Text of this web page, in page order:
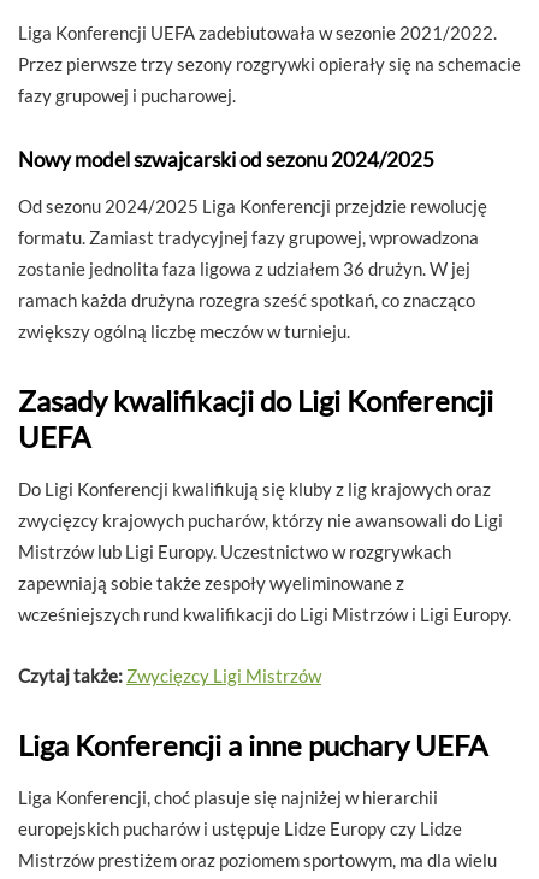
Liga Konferencji UEFA zadebiutowała w sezonie 2021/2022.
Przez pierwsze trzy sezony rozgrywki opierały się na schemacie
fazy grupowej i pucharowej.
Nowy model szwajcarski od sezonu 2024/2025
Od sezonu 2024/2025 Liga Konferencji przejdzie rewolucję
formatu. Zamiast tradycyjnej fazy grupowej, wprowadzona
zostanie jednolita faza ligowa z udziałem 36 drużyn. W jej
ramach każda drużyna rozegra sześć spotkań, co znacząco
zwiększy ogólną liczbę meczów w turnieju.
Zasady kwalifikacji do Ligi Konferencji
UEFA
Do Ligi Konferencji kwalifikują się kluby z lig krajowych oraz
zwycięzcy krajowych pucharów, którzy nie awansowali do Ligi
Mistrzów lub Ligi Europy. Uczestnictwo w rozgrywkach
zapewniają sobie także zespoły wyeliminowane z
wcześniejszych rund kwalifikacji do Ligi Mistrzów i Ligi Europy.
Czytaj także: Zwycięzcy Ligi Mistrzów
Liga Konferencji a inne puchary UEFA
Liga Konferencji, choć plasuje się najniżej w hierarchii
europejskich pucharów i ustępuje Lidze Europy czy Lidze
Mistrzów prestiżem oraz poziomem sportowym, ma dla wielu